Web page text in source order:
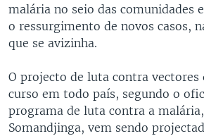
malária no seio das comunidades
o ressurgimento de novos casos,
que se avizinha.
O projecto de luta contra vectores
curso em todo país, segundo o
programa de luta contra a
Somandjinga, vem sendo